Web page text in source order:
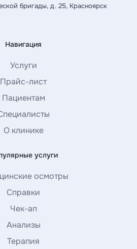
бригады, д. 25, Красноярск
Навигация
Услуги
Прайс-лист
Пациентам
О клинике
услуги
осмотры
Справки
Чек-ап
Анализы
Терапия